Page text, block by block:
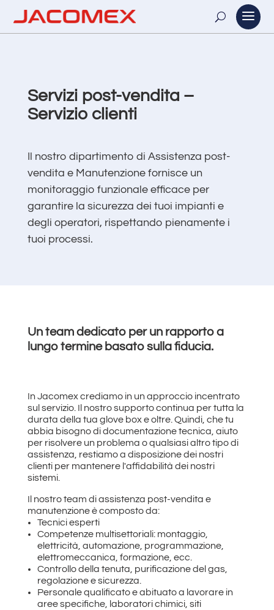
Servizi post-vendita –
Servizio clienti
Il nostro dipartimento di Assistenza post-
vendita e Manutenzione fornisce un
monitoraggio funzionale efficace per
garantire la sicurezza dei tuoi impianti e
degli operatori, rispettando pienamente i
tuoi processi.
Un team dedicato per un rapporto a
lungo termine basato sulla fiducia.
In Jacomex crediamo in un approccio incentrato
sul servizio. Il nostro supporto continua per tutta la
durata della tua glove box e oltre. Quindi, che tu
abbia bisogno di documentazione tecnica, aiuto
per risolvere un problema o qualsiasi altro tipo di
assistenza, restiamo a disposizione dei nostri
clienti per mantenere l'affidabilità dei nostri
sistemi.
Il nostro team di assistenza post-vendita e
manutenzione è composto da:
Tecnici esperti
Competenze multisettoriali: montaggio,
elettricità, automazione, programmazione,
elettromeccanica, formazione, ecc.
Controllo della tenuta, purificazione del gas,
regolazione e sicurezza.
Personale qualificato e abituato a lavorare in
aree specifiche, laboratori chimici, siti